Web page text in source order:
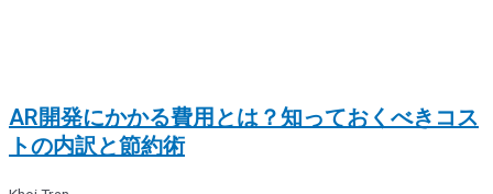
AR開発にかかる費用とは？知っておくべきコス
トの内訳と節約術